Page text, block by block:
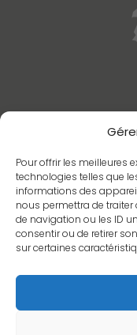
Pour offrir les meilleures
technologies telles que
informations des
nous permettra de
de navigation ou les ID
consentir ou de retirer
sur certaines